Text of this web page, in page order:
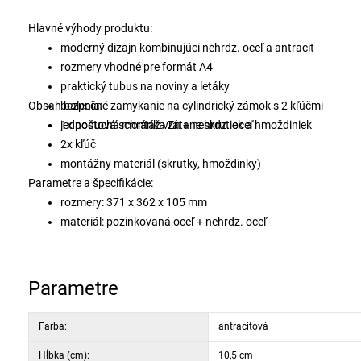
Hlavné výhody produktu:
moderný dizajn kombinujúci nehrdz. oceľ a antracit
rozmery vhodné pre formát A4
praktický tubus na noviny a letáky
bezpečné zamykanie na cylindrický zámok s 2 kľúčmi
jednoduchá montáž vrátane skrutiek a hmoždiniek
Obsah balenia:
1x poštová schránka Zn + nehrdz. oceľ
2x kľúč
montážny materiál (skrutky, hmoždinky)
Parametre a špecifikácie:
rozmery: 371 x 362 x 105 mm
materiál: pozinkovaná oceľ + nehrdz. oceľ
vhodné pre formát: A4
Parametre
Farba: antracitová
Hĺbka (cm): 10,5 cm